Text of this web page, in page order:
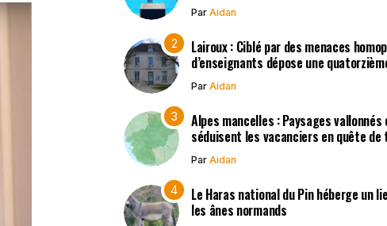
Par Aidan
Lairoux : Ciblé par des menaces
d’enseignants dépose une
Par Aidan
Alpes mancelles : Paysages
séduisent les vacanciers en quête
Par Aidan
Le Haras national du Pin héberge un
les ânes normands